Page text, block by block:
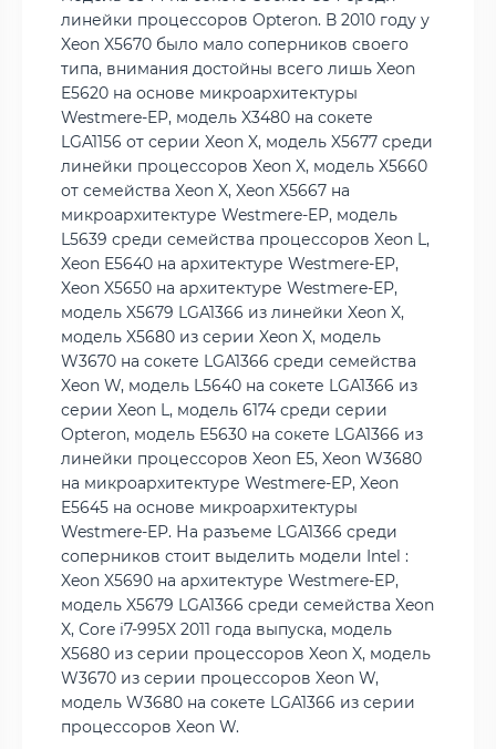
линейки процессоров Opteron. В 2010 году у
Xeon X5670 было мало соперников своего
типа, внимания достойны всего лишь Xeon
E5620 на основе микроархитектуры
Westmere-EP, модель X3480 на сокете
LGA1156 от серии Xeon X, модель X5677 среди
линейки процессоров Xeon X, модель X5660
от семейства Xeon X, Xeon X5667 на
микроархитектуре Westmere-EP, модель
L5639 среди семейства процессоров Xeon L,
Xeon E5640 на архитектуре Westmere-EP,
Xeon X5650 на архитектуре Westmere-EP,
модель X5679 LGA1366 из линейки Xeon X,
модель X5680 из серии Xeon X, модель
W3670 на сокете LGA1366 среди семейства
Xeon W, модель L5640 на сокете LGA1366 из
серии Xeon L, модель 6174 среди серии
Opteron, модель E5630 на сокете LGA1366 из
линейки процессоров Xeon E5, Xeon W3680
на микроархитектуре Westmere-EP, Xeon
E5645 на основе микроархитектуры
Westmere-EP. На разъеме LGA1366 среди
соперников стоит выделить модели Intel :
Xeon X5690 на архитектуре Westmere-EP,
модель X5679 LGA1366 среди семейства Xeon
X, Core i7-995X 2011 года выпуска, модель
X5680 из серии процессоров Xeon X, модель
W3670 из серии процессоров Xeon W,
модель W3680 на сокете LGA1366 из серии
процессоров Xeon W.